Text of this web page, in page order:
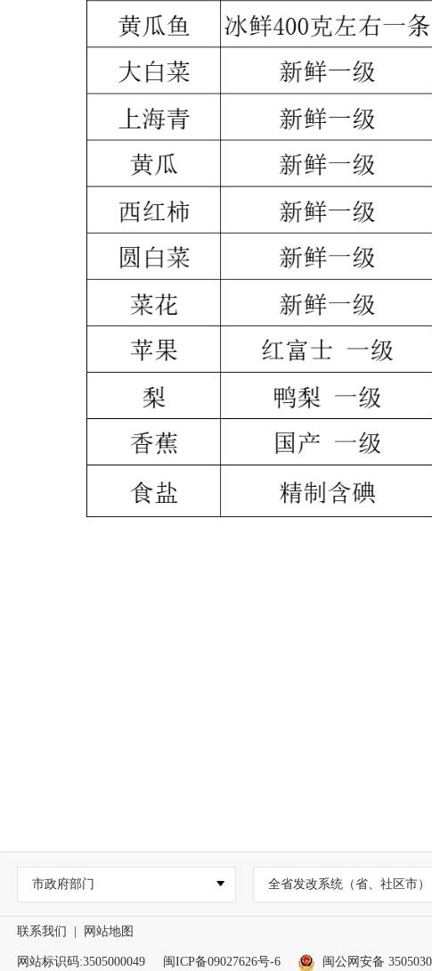
市政府部门 全省发改系统（省、社区市）
联系我们 网站地图
网站标识码:3505000049 闽ICP备09027626号-6 闽公网安备